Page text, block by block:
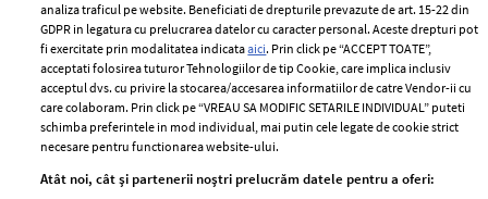
analiza traficul pe website. Beneficiati de drepturile prevazute de art. 15-22 din
GDPR in legatura cu prelucrarea datelor cu caracter personal. Aceste drepturi pot
fi exercitate prin modalitatea indicataaici. Prin click pe “ACCEPT TOATE”,
acceptati folosirea tuturor Tehnologiilor de tip Cookie, care implica inclusiv
acceptul dvs. cu privire la stocarea/accesarea informatiilor de catre Vendor-ii cu
care colaboram. Prin click pe “VREAU SA MODIFIC SETARILE INDIVIDUAL” puteti
schimba preferintele in mod individual, mai putin cele legate de cookie strict
necesare pentru functionarea website-ului.
Atât noi, cât și partenerii noștri prelucrăm datele pentru a oferi: